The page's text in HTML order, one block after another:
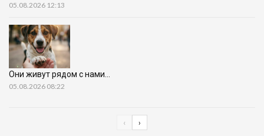
05.08.2026 12:13
Они живут рядом с нами…
05.08.2026 08:22
‹ ›